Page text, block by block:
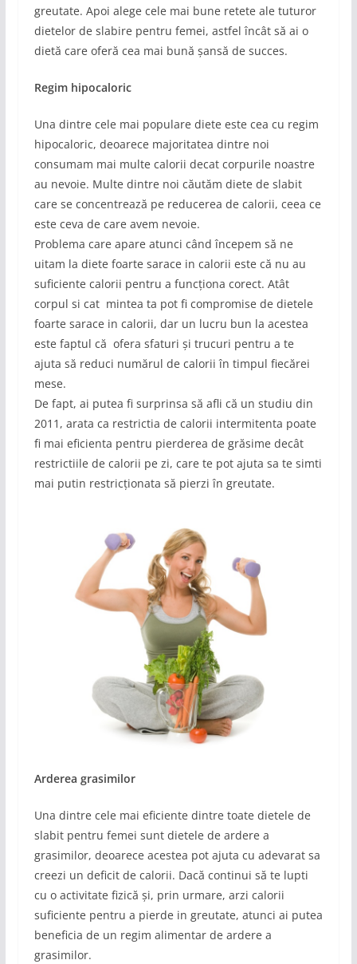
greutate. Apoi alege cele mai bune retete ale tuturor
dietelor de slabire pentru femei, astfel încât să ai o
dietă care oferă cea mai bună șansă de succes.
Regim hipocaloric
Una dintre cele mai populare diete este cea cu regim
hipocaloric, deoarece majoritatea dintre noi
consumam mai multe calorii decat corpurile noastre
au nevoie. Multe dintre noi căutăm diete de slabit
care se concentrează pe reducerea de calorii, ceea ce
este ceva de care avem nevoie.
Problema care apare atunci când începem să ne
uitam la diete foarte sarace in calorii este că nu au
suficiente calorii pentru a funcționa corect. Atât
corpul si cat mintea ta pot fi compromise de dietele
foarte sarace in calorii, dar un lucru bun la acestea
este faptul că ofera sfaturi și trucuri pentru a te
ajuta să reduci numărul de calorii în timpul fiecărei
mese.
De fapt, ai putea fi surprinsa să afli că un studiu din
2011, arata ca restrictia de calorii intermitenta poate
fi mai eficienta pentru pierderea de grăsime decât
restrictiile de calorii pe zi, care te pot ajuta sa te simti
mai putin restricționata să pierzi în greutate.
Arderea grasimilor
Una dintre cele mai eficiente dintre toate dietele de
slabit pentru femei sunt dietele de ardere a
grasimilor, deoarece acestea pot ajuta cu adevarat sa
creezi un deficit de calorii. Dacă continui să te lupti
cu o activitate fizică și, prin urmare, arzi calorii
suficiente pentru a pierde in greutate, atunci ai putea
beneficia de un regim alimentar de ardere a
grasimilor.